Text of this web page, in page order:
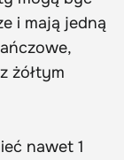
i mają jedną
żółtym
nawet 1